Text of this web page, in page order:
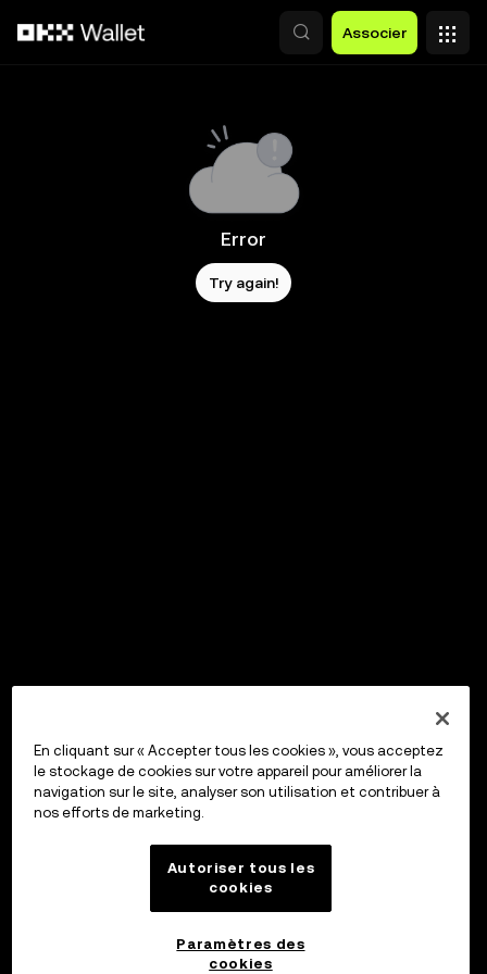
Associer
Error
Try again!
En cliquant sur « Accepter tous les cookies », vous acceptez
le stockage de cookies sur votre appareil pour améliorer la
navigation sur le site, analyser son utilisation et contribuer à
nos efforts de marketing.
Autoriser tous les
cookies
Paramètres des
cookies